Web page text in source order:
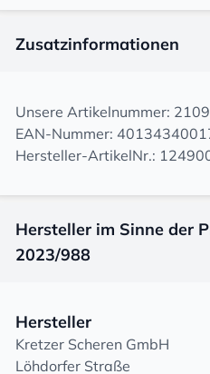
Zusatzinformationen
Unsere Artikelnummer:
EAN-Nummer:
Hersteller-ArtikelNr.:
Hersteller im Sinne der
2023/988
Hersteller
Kretzer Scheren GmbH
Löhdorfer Straße